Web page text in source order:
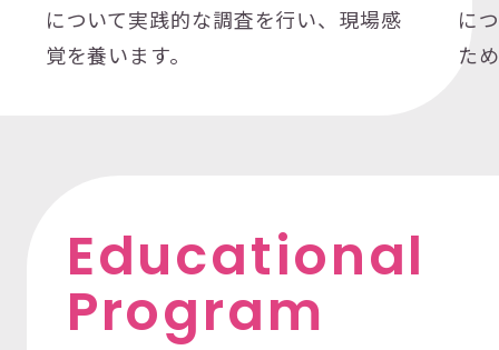
について実践的な調査を行い、現場感
覚を養います。
に
た
Educational
Program